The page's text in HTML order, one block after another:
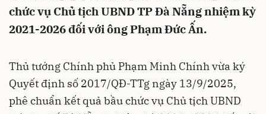
chức vụ Chủ tịch UBND TP Đà Nẵng nhiệm kỳ
2021-2026 đối với ông Phạm Đức Ấn.
Thủ tướng Chính phủ Phạm Minh Chính vừa ký
Quyết định số 2017/QĐ-TTg ngày 13/9/2025,
phê chuẩn kết quả bầu chức vụ Chủ tịch UBND